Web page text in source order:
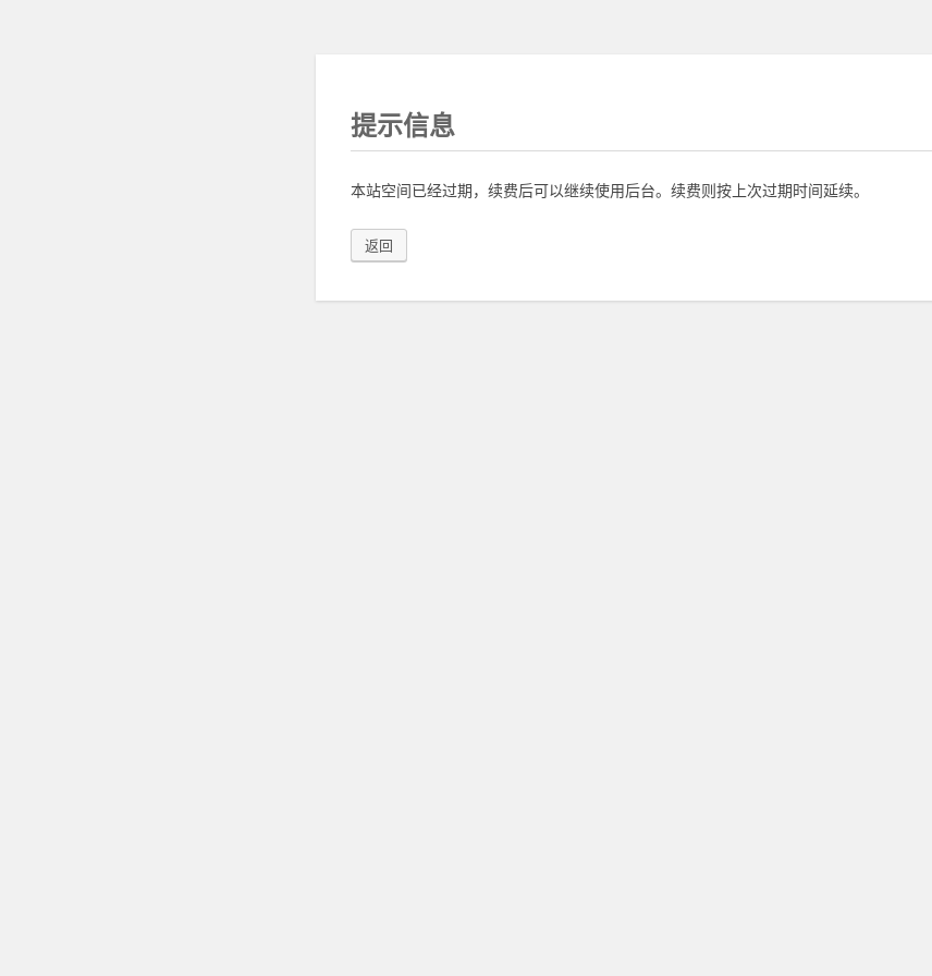
提示信息
本站空间已经过期，续费后可以继续使用后台。续费则按上次过期时间延续。
返回